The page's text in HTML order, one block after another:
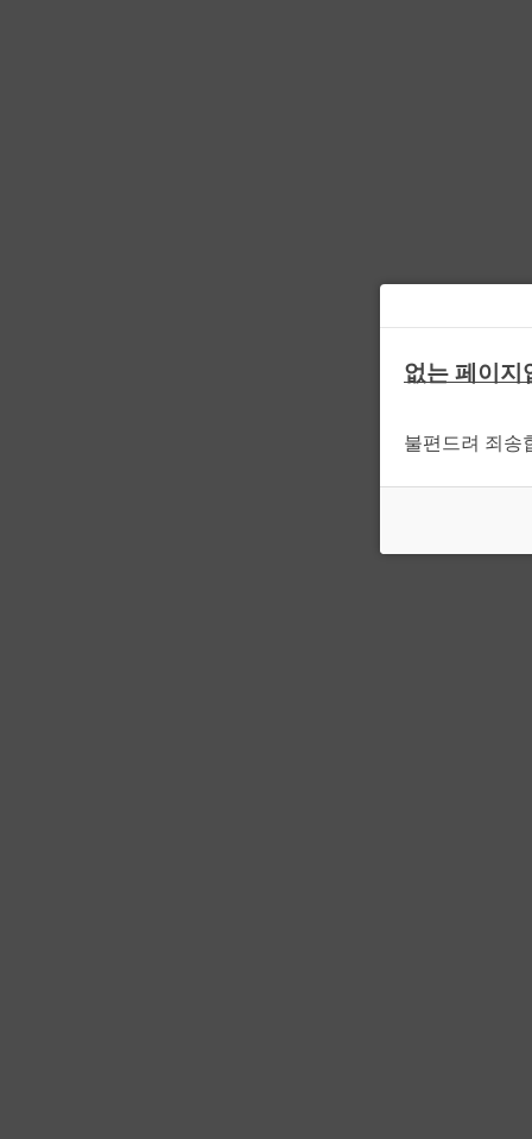
없는 페이지
불편드려 죄송